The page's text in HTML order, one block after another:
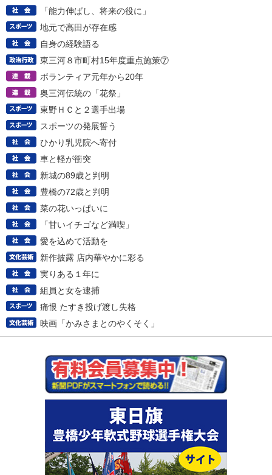
「能力伸ばし、将来の役に」
地元で高田が存在感
自身の経験語る
東三河８市町村15年度重点施策⑦
ボランティア元年から20年
奥三河伝統の「花祭」
東野ＨＣと２選手出場
スポーツの発展誓う
ひかり乳児院へ寄付
車と軽が衝突
新城の89歳と判明
豊橋の72歳と判明
菜の花いっぱいに
「甘いイチゴなど満喫」
愛を込めて活動を
新作披露 店内華やかに彩る
実りある１年に
組員と女を逮捕
痛恨 たすき投げ渡し失格
映画「かみさまとのやくそく」